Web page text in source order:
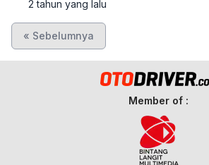
2 tahun yang lalu
« Sebelumnya
Member of :